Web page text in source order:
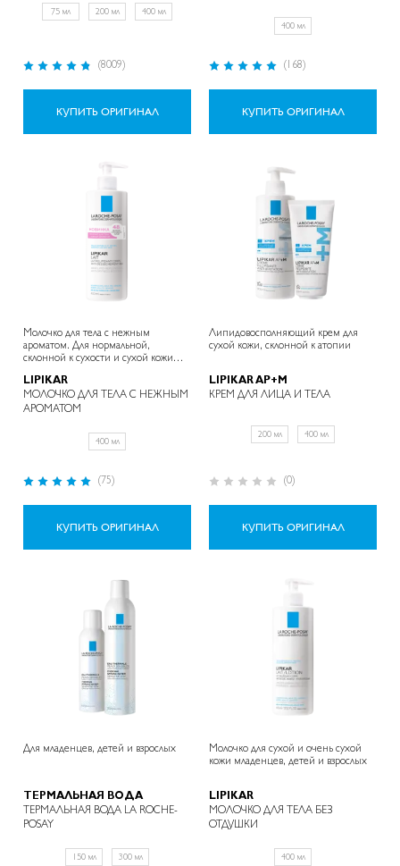
75 мл 200 мл 400 мл
Рейтинг:
(8009)
КУПИТЬ ОРИГИНАЛ
400 мл
Рейтинг:
(168)
КУПИТЬ ОРИГИНАЛ
Молочко для тела с нежным
ароматом. Для нормальной,
склонной к сухости и сухой кожи
LIPIKAR
МОЛОЧКО ДЛЯ ТЕЛА C НЕЖНЫМ
АРОМАТОМ
400 мл
Рейтинг:
(75)
КУПИТЬ ОРИГИНАЛ
Липидовосполняющий крем для
сухой кожи, склонной к атопии
LIPIKAR AP+M
КРЕМ ДЛЯ ЛИЦА И ТЕЛА
200 мл 400 мл
Рейтинг:
(0)
КУПИТЬ ОРИГИНАЛ
Для младенцев, детей и взрослых
ТЕРМАЛЬНАЯ ВОДА
ТЕРМАЛЬНАЯ ВОДА LA ROCHE-
POSAY
150 мл 300 мл
Молочко для сухой и очень сухой
кожи младенцев, детей и взрослых
LIPIKAR
МОЛОЧКО ДЛЯ ТЕЛА БЕЗ
ОТДУШКИ
400 мл